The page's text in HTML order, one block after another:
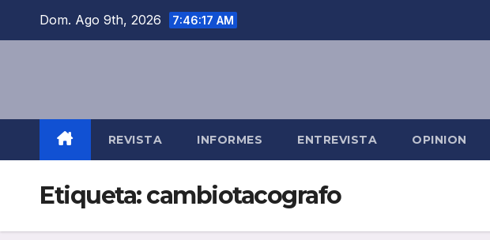
Dom. Ago 9th, 2026 7:46:18 AM
REVISTA INFORMES ENTREVISTA OPINION
Etiqueta:cambiotacografo